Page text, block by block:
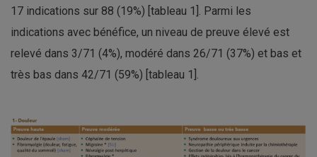
17 indications sur 88 (19%) [tableau 1]. Parmi les
indications avec bénéfice, un niveau de preuve élevé est
relevé dans 3/71 (4%), modéré dans 26/71 (37%) et bas et
très bas dans 42/71 (59%) [tableau 1].